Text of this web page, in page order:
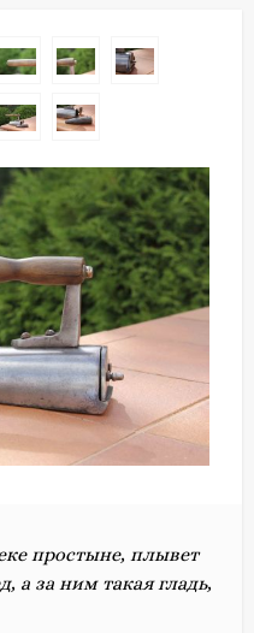
простыне, плывет
а за ним такая гладь,